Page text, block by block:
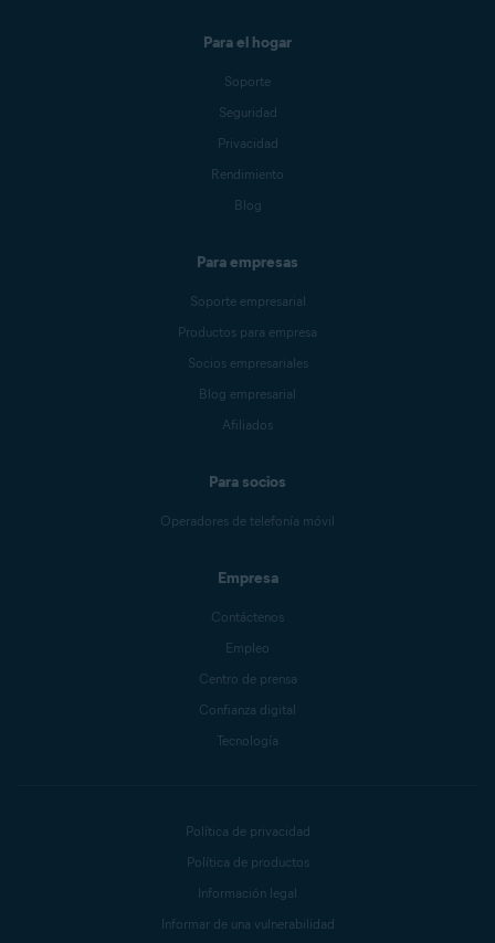
Para el hogar
Soporte
Seguridad
Privacidad
Rendimiento
Blog
Para empresas
Soporte empresarial
Productos para empresa
Socios empresariales
Blog empresarial
Afiliados
Para socios
Operadores de telefonía móvil
Empresa
Contáctenos
Empleo
Centro de prensa
Confianza digital
Tecnología
Política de privacidad
Política de productos
Información legal
Informar de una vulnerabilidad